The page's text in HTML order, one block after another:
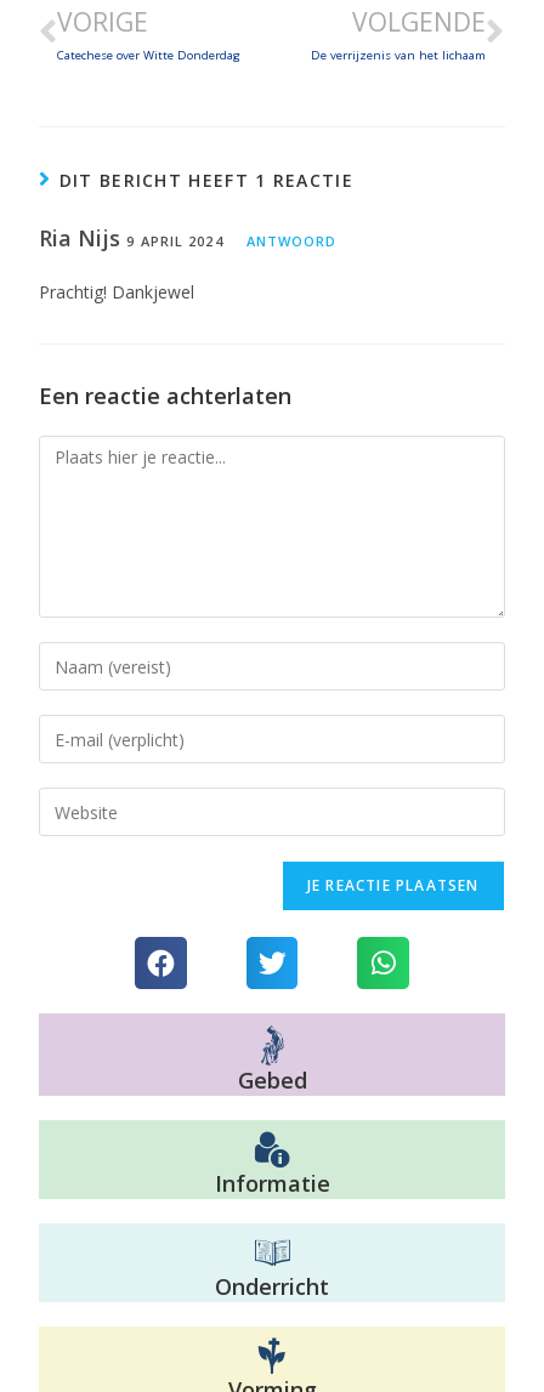
VORIGE
Catechese over Witte Donderdag
VOLGENDE
De verrijzenis van het lichaam
DIT BERICHT HEEFT 1 REACTIE
Ria Nijs9 APRIL 2024 ANTWOORD
Prachtig! Dankjewel
Een reactie achterlaten
Gebed
Informatie
Onderricht